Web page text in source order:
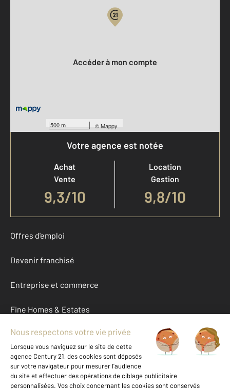
500 m ©Mappy
Accéder à mon compte
Votre agence est notée
Achat
Vente
9,3/10
Location
Gestion
9,8/10
Offres d'emploi
Devenir franchisé
Entreprise et commerce
Fine Homes & Estates
À propos
International
Nous contacter